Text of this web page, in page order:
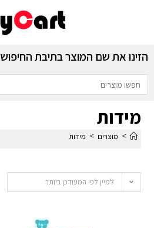
הזינו את שם המוצר בתיבת החיפוש
מידות
> מוצרים > מידות
למיין לפי המעודכן ביותר